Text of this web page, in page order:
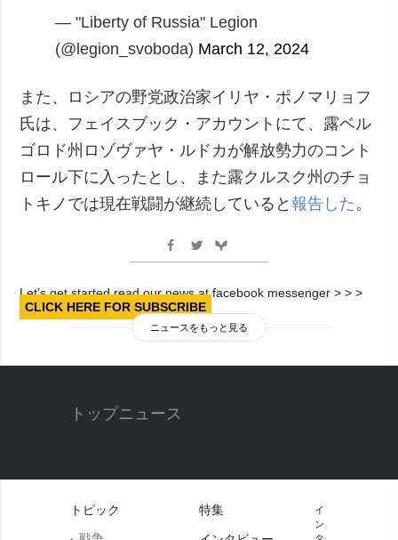
— "Liberty of Russia" Legion
(@legion_svoboda) March 12, 2024
また、ロシアの野党政治家イリヤ・ポノマリョフ
氏は、フェイスブック・アカウントにて、露ベル
ゴロド州ロゾヴァヤ・ルドカが解放勢力のコント
ロール下に入ったとし、また露クルスク州のチョ
トキノでは現在戦闘が継続していると報告した 。
Let’s get started read our news at facebook messenger > > >
CLICK HERE FOR SUBSCRIBE
ニュースをもっと見る
トップニュース
トピック
特集
イ
ン